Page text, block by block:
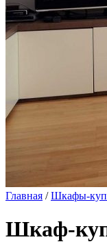
Главная /Шкафы-
Шкаф-